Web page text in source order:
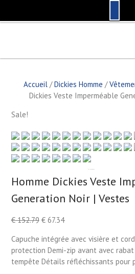
p
Accueil /Dickies Homme /
Dickies Veste Imperméable
Sale!
Homme Dickies Veste
Generation Noir | Vestes
€152.79 €67.34
Capuche intégrée avec visière et
protection Demi-zip avant avec
tempête Détails réfléchissants pour